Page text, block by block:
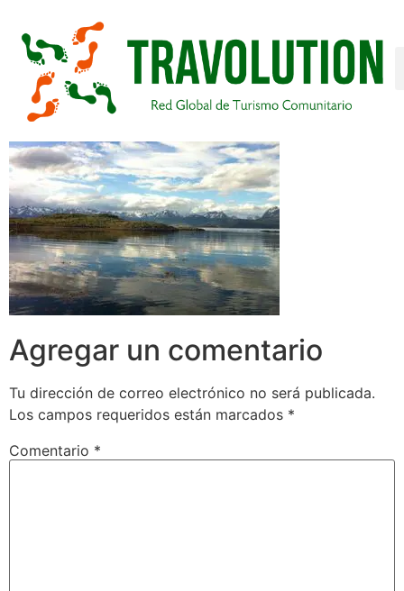
Agregar un comentario
Tu dirección de correo electrónico no será publicada.
Los campos requeridos están marcados *
Comentario *